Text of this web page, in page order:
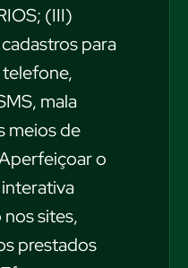
(III)
para
mala
meios de
o
sites,
prestados